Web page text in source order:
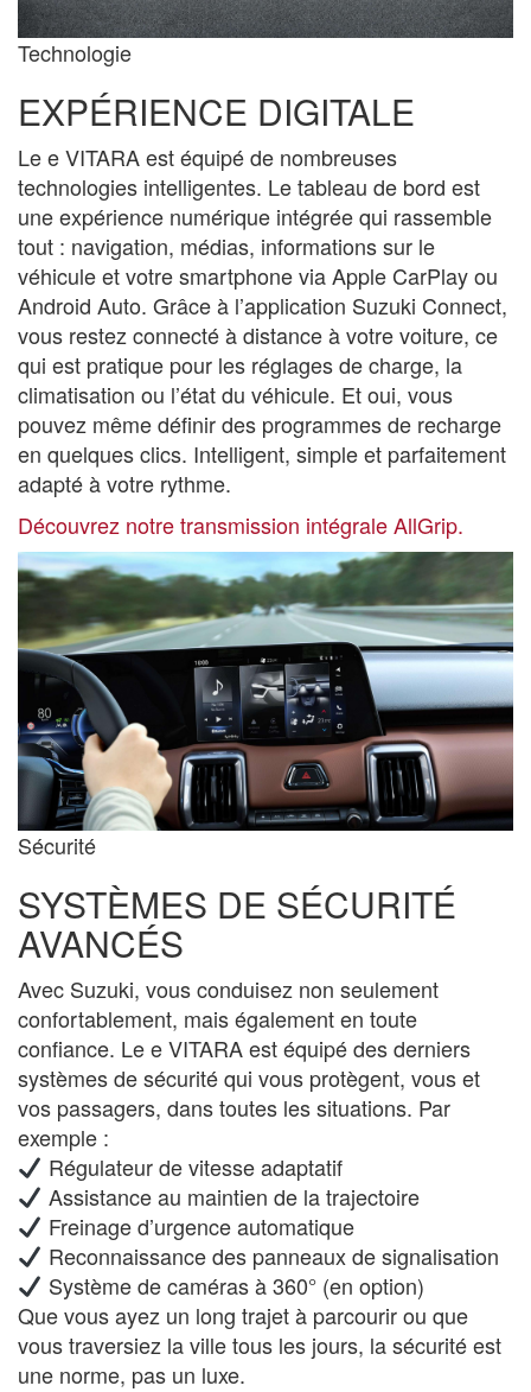
Technologie
EXPÉRIENCE DIGITALE
Le e VITARA est équipé de nombreuses
technologies intelligentes. Le tableau de bord est
une expérience numérique intégrée qui rassemble
tout : navigation, médias, informations sur le
véhicule et votre smartphone via Apple CarPlay ou
Android Auto. Grâce à l’application Suzuki Connect,
vous restez connecté à distance à votre voiture, ce
qui est pratique pour les réglages de charge, la
climatisation ou l’état du véhicule. Et oui, vous
pouvez même définir des programmes de recharge
en quelques clics. Intelligent, simple et parfaitement
adapté à votre rythme.
Découvrez notre transmission intégrale AllGrip.
Sécurité
SYSTÈMES DE SÉCURITÉ
AVANCÉS
Avec Suzuki, vous conduisez non seulement
confortablement, mais également en toute
confiance. Le e VITARA est équipé des derniers
systèmes de sécurité qui vous protègent, vous et
vos passagers, dans toutes les situations. Par
exemple :
Régulateur de vitesse adaptatif
Assistance au maintien de la trajectoire
Freinage d’urgence automatique
Reconnaissance des panneaux de signalisation
Système de caméras à 360° (en option)
Que vous ayez un long trajet à parcourir ou que
vous traversiez la ville tous les jours, la sécurité est
une norme, pas un luxe.